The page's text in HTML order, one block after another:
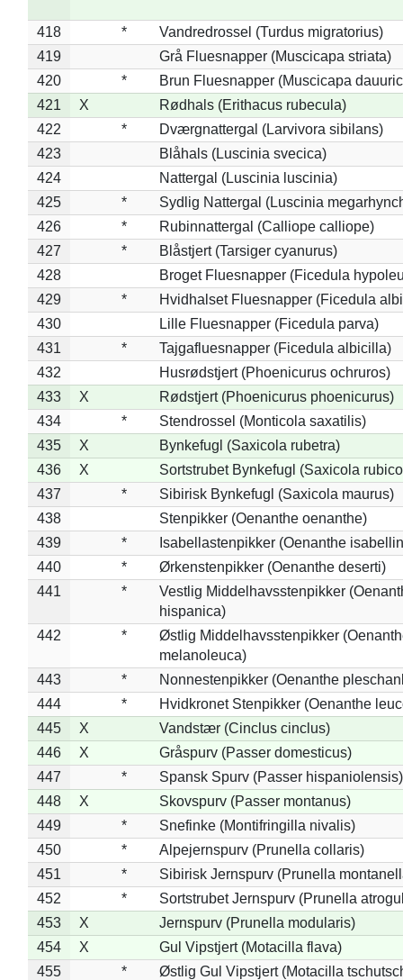
418 *
Vandredrossel (Turdus migratorius)
419
Grå Fluesnapper (Muscicapa striata)
420
*
Brun Fluesnapper (Muscicapa
421
X
Rødhals (Erithacus rubecula)
422
*
Dværgnattergal (Larvivora sibilans)
423
Blåhals (Luscinia svecica)
424
Nattergal (Luscinia luscinia)
425
*
Sydlig Nattergal (Luscinia
426
*
Rubinnattergal (Calliope calliope)
427
*
Blåstjert (Tarsiger cyanurus)
428
Broget Fluesnapper (Ficedula
429
*
Hvidhalset Fluesnapper (Ficedula
430
Lille Fluesnapper (Ficedula parva)
431
*
Tajgafluesnapper (Ficedula albicilla)
432
Husrødstjert (Phoenicurus ochruros)
433
X
Rødstjert (Phoenicurus phoenicurus)
434
*
Stendrossel (Monticola saxatilis)
435
X
Bynkefugl (Saxicola rubetra)
436
X
Sortstrubet Bynkefugl (Saxicola
437
*
Sibirisk Bynkefugl (Saxicola maurus)
438
Stenpikker (Oenanthe oenanthe)
439
*
Isabellastenpikker (Oenanthe
440
*
Ørkenstenpikker (Oenanthe deserti)
441
*
Vestlig Middelhavsstenpikker
hispanica)
442
*
Østlig Middelhavsstenpikker
melanoleuca)
443
*
Nonnestenpikker (Oenanthe
444
*
Hvidkronet Stenpikker (Oenanthe
445
X
Vandstær (Cinclus cinclus)
446
X
Gråspurv (Passer domesticus)
447
*
Spansk Spurv (Passer hispaniolensis)
448
X
Skovspurv (Passer montanus)
449
*
Snefinke (Montifringilla nivalis)
450
*
Alpejernspurv (Prunella collaris)
451
*
Sibirisk Jernspurv (Prunella
452
*
Sortstrubet Jernspurv (Prunella
453
X
Jernspurv (Prunella modularis)
454
X
Gul Vipstjert (Motacilla flava)
455
*
Østlig Gul Vipstjert (Motacilla